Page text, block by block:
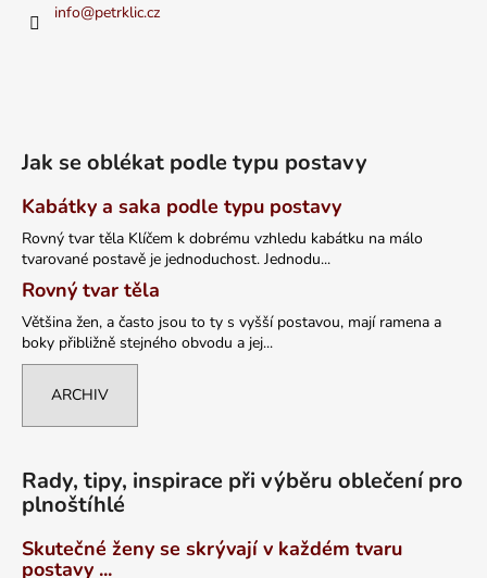
info@petrklic.cz
Jak se oblékat podle typu postavy
Kabátky a saka podle typu postavy
Rovný tvar těla Klíčem k dobrému vzhledu kabátku na málo
tvarované postavě je jednoduchost. Jednodu...
Rovný tvar těla
Většina žen, a často jsou to ty s vyšší postavou, mají ramena a
boky přibližně stejného obvodu a jej...
ARCHIV
Rady, tipy, inspirace při výběru oblečení pro
plnoštíhlé
Skutečné ženy se skrývají v každém tvaru
postavy ...